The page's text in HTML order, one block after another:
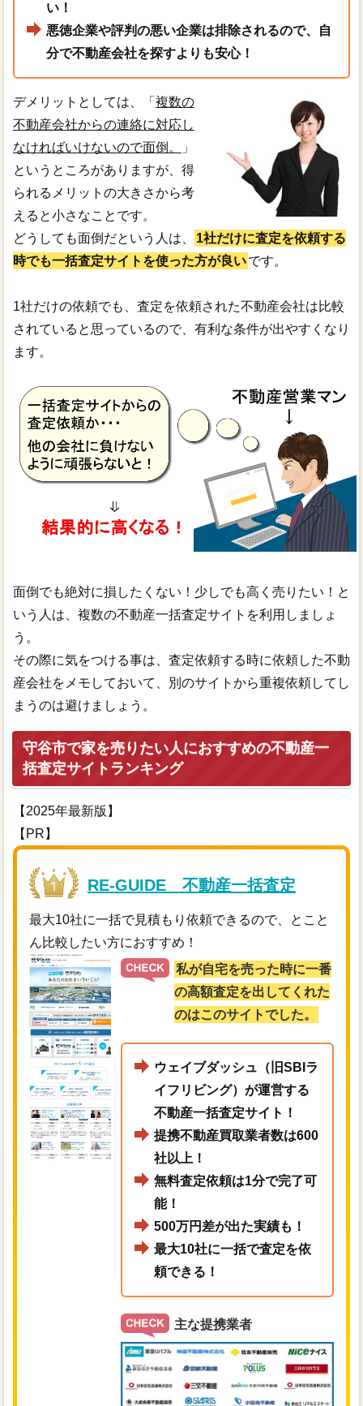
い！
悪徳企業や評判の悪い企業は排除されるので、自
分で不動産会社を探すよりも安心！
デメリットとしては、「 複数の
不動産会社からの連絡に対応し
なければいけないので面倒。
」
というところがありますが、得
られるメリットの大きさから考
えると小さなことです。
どうしても面倒だという人は、
1社だけに査定を依頼する
時でも一括査定サイトを使った方が良いです。
1社だけの依頼でも、査定を依頼された不動産会社は比較
されていると思っているので、有利な条件が出やすくなり
ます。
面倒でも絶対に損したくない！少しでも高く売りたい！と
いう人は、複数の不動産一括査定サイトを利用しましょ
う。
その際に気をつける事は、査定依頼する時に依頼した不動
産会社をメモしておいて、別のサイトから重複依頼してし
まうのは避けましょう。
守谷市で家を売りたい人におすすめの不動産一
括査定サイトランキング
【2025年最新版】
【PR】
RE-GUIDE 不動産一括査定
最大10社に一括で見積もり依頼できるので、とこと
ん比較したい方におすすめ！
私が自宅を売った時に一番
の高額査定を出してくれた
のはこのサイトでした。
ウェイブダッシュ（旧SBIラ
イフリビング）が運営する
不動産一括査定サイト！
提携不動産買取業者数は600
社以上！
無料査定依頼は1分で完了可
能！
500万円差が出た実績も！
最大10社に一括で査定を依
頼できる！
主な提携業者